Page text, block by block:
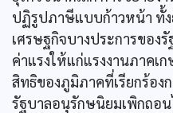
ปฏิรูปภาษีแบบก้าวหน้า ทั้
เศรษฐกิจบางประการของ
ค่าแรงให้แก่แรงงานภาคเ
สิทธิของภูมิภาคที่เรียกร้อง
รัฐบาลอนุรักษนิยมเพิกถอ